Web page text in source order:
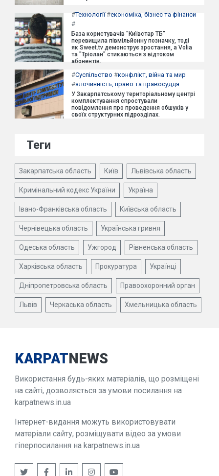
#Технології#економіка, бізнес та фінанси
#
База користувачів "Київстар ТБ"
перевищила півмільйонну позначку, тоді
як Sweet.tv демонструє зростання, а Volia
та "Тріолан" стикаються з відтоком
абонентів.
#Суспільство #конфлікт, війна та мир
#злочинність, право та правосуддя
У Закарпатському територіальному центрі
комплектування спростували
повідомлення про проведення обшуків у
своїх структурних підрозділах.
Теги
Закарпатська область Київ Львівська область
Кримінальний кодекс України Україна
Івано-Франківська область Київська область
Чернівецька область Українська гривня
Одеська область Ужгород Рівненська область
Харківська область Прокуратура Українці
Дніпропетровська область Правоохоронний орган
Львів Черкаська область Хмельницька область
KARPATNEWS
Використання будь-яких матеріалів, що розміщені
на сайті, дозволяється за умови посилання на
karpatnews.in.ua
Інтернет-видання можуть використовувати
матеріали сайту, розміщувати відео за умови
гіперпосилання на karpatnews.in.ua